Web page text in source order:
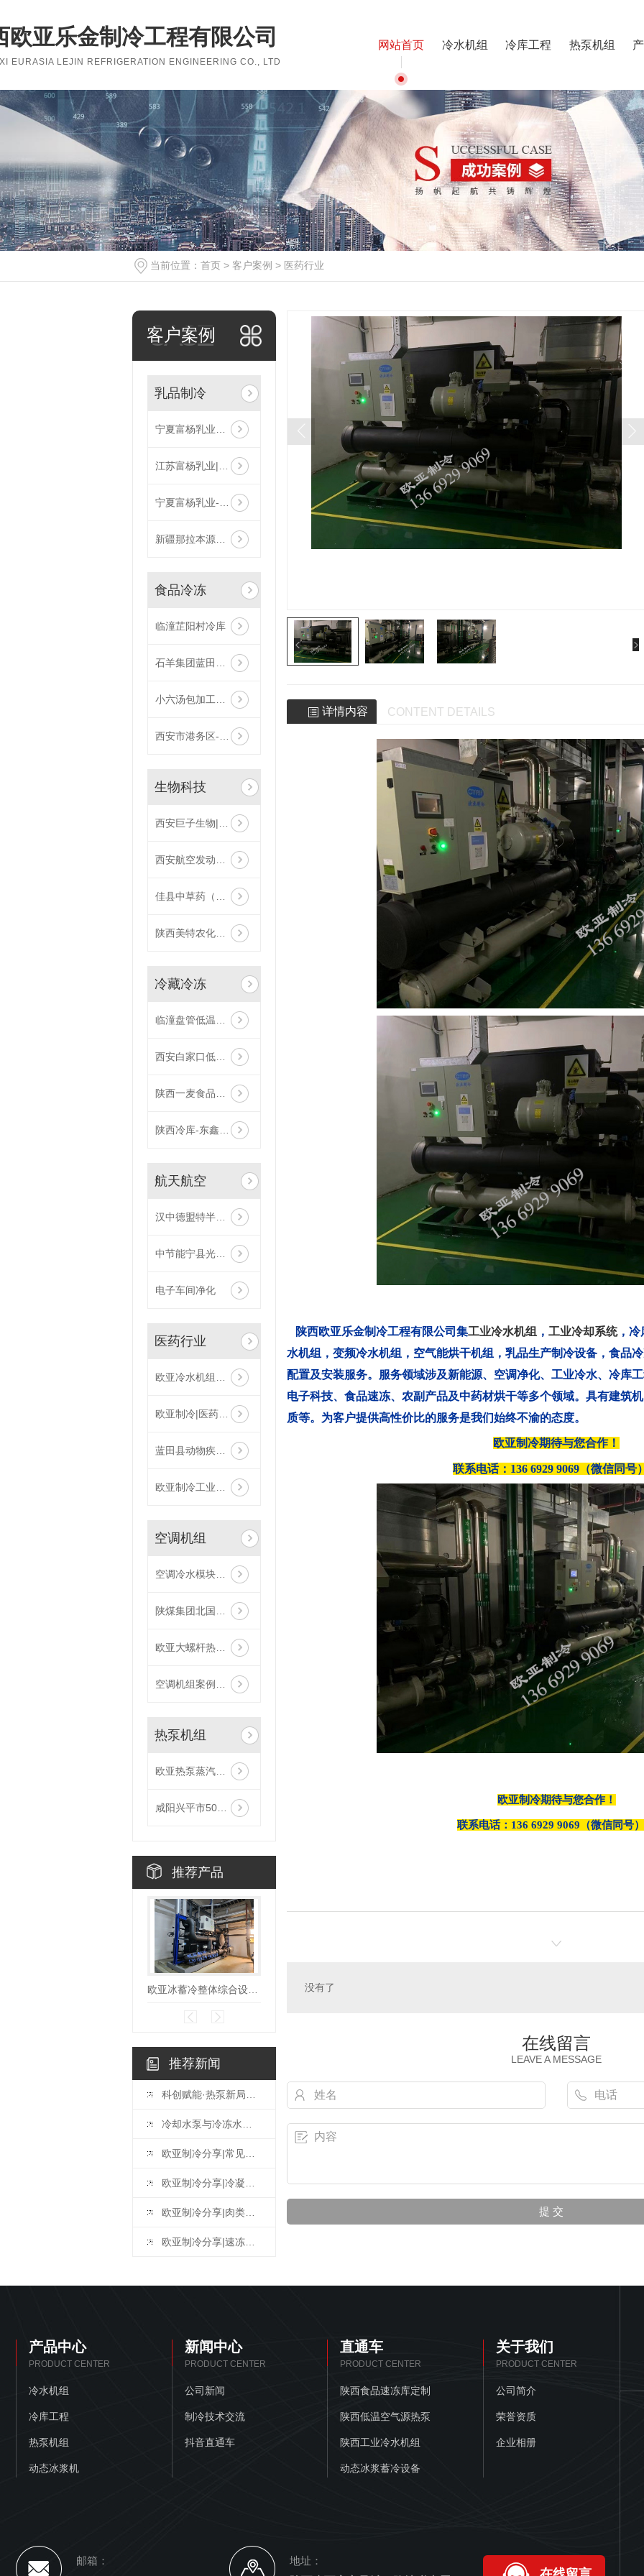
欧亚乐金制冷工程有限公司
EURASIA LEJIN REFRIGERATION ENGINEERING CO., LTD
网站首页 冷水机组 冷库工程 热泵机组
当前位置： 首页 > 客户案例 > 医药行业
CASE
客户案例
乳品制冷
宁夏富杨乳业二期|制冷机房工艺冰水设备;空调冷源设备
江苏富杨乳业|动态冰浆机|冰蓄冷设备|水冷螺杆冷水机到场卸货
宁夏富杨乳业-制冷机房工艺冰水设备；空调冷源设备调试完成
新疆那拉本源乳业制冷机房|水冷螺杆冷水机组
食品冷冻
临潼芷阳村冷库
石羊集团蓝田冷冻库
小六汤包加工基地冷库项目
西安市港务区-盘管冷冻库
生物科技
西安巨子生物|工业冷却系统|冷冻系统机房项目
西安航空发动机有限公司|组合式高温冷水机组|工业冷却设备安装
佳县中草药（甜叶菊）种植提取项目循环水、冰水系统及洁净空调外机系统工程
陕西美特农化工有限公司|水冷螺杆低温冷水机组调试完成
冷藏冷冻
临潼盘管低温冷藏库投入使用
西安白家口低温冷冻机组，带负18度冷库
陕西一麦食品工业有限公司|烘焙品速冻库冷藏库冷冻库
陕西冷库-东鑫氨改氟钢排库
航天航空
汉中德盟特半导体科技有限公司-半导体生产冷却系统调试完毕
中节能宁县光伏基地冷库
电子车间净化
医药行业
欧亚冷水机组案例分享
欧亚制冷|医药冷库案例分享
蓝田县动物疾病预防控制中心医药冷库
欧亚制冷工业冷水机组合肥工地安装卸货
空调机组
空调冷水模块机组|130KW模块机|欧亚风冷冷水机组
陕煤集团北国枣业有限公司空调机组
欧亚大螺杆热泵服务于蒙东，分布式集中供暖zui佳选择
空调机组案例分享
热泵机组
欧亚热泵蒸汽技术典型案例
咸阳兴平市50匹大型中药材热泵烘房案例
推荐产品
欧亚冰蓄冷整体综合设备|动态冰浆机
推荐新闻
科创赋能·热泵新局—欧亚和中科院广州能源研究所高温热泵生产基地揭牌仪式圆满完成！
冷却水泵与冷冻水泵的扬程流程计算一致吗
欧亚制冷分享|常见制冷方式原理
欧亚制冷分享|冷凝器出水温度为何不能过低或过高？
欧亚制冷分享|肉类排酸库的设计标准和排酸时间
欧亚制冷分享|速冻库使用和管理的方法
详情内容 CONTENT DETAILS
陕西欧亚乐金制冷工程有限公司集工业冷水机组 ，工业冷却系统，冷
水机组，变频冷水机组，空气能烘干机组，乳品生产制冷设备，食品
配置及安装服务。服务领域涉及新能源、空调净化、工业冷水、冷库
电子科技、食品速冻、农副产品及中药材烘干等多个领域。具有建筑
质等。为客户提供高性价比的服务是我们始终不渝的态度。
欧亚制冷期待与您合作！
联系电话： 136 6929 9069 （微信同号
欧亚制冷期待与您合作！
联系电话： 136 6929 9069 （微信同号
没有了
在线留言
LEAVE A MESSAGE
产品中心
PRODUCT CENTER
冷水机组
冷库工程
热泵机组
动态冰浆机
新闻中心
PRODUCT CENTER
公司新闻
制冷技术交流
抖音直通车
直通车
PRODUCT CENTER
陕西食品速冻库定制
陕西低温空气源热泵
陕西工业冷水机组
动态冰浆蓄冷设备
关于我们
PRODUCT CENTER
公司简介
荣誉资质
企业相册
邮箱：
地址：